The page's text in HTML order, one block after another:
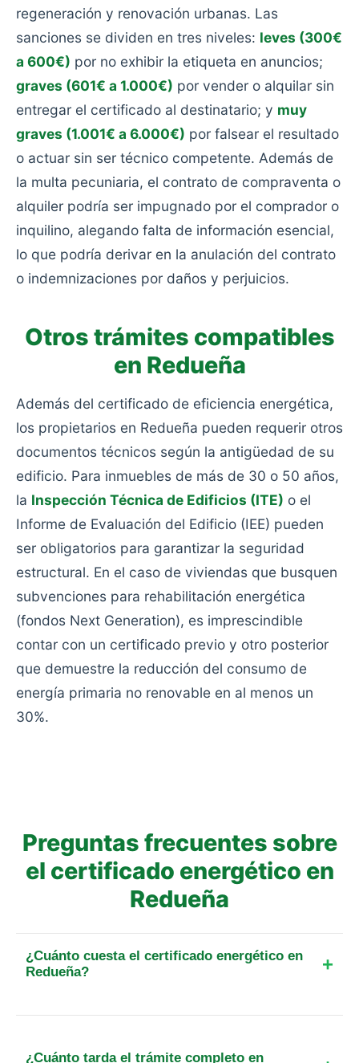
regeneración y renovación urbanas. Las
sanciones se dividen en tres niveles: leves (300€
a 600€) por no exhibir la etiqueta en anuncios;
graves (601€ a 1.000€) por vender o alquilar sin
entregar el certificado al destinatario; y muy
graves (1.001€ a 6.000€) por falsear el resultado
o actuar sin ser técnico competente. Además de
la multa pecuniaria, el contrato de compraventa o
alquiler podría ser impugnado por el comprador o
inquilino, alegando falta de información esencial,
lo que podría derivar en la anulación del contrato
o indemnizaciones por daños y perjuicios.
Otros trámites compatibles
en Redueña
Además del certificado de eficiencia energética,
los propietarios en Redueña pueden requerir otros
documentos técnicos según la antigüedad de su
edificio. Para inmuebles de más de 30 o 50 años,
la Inspección Técnica de Edificios (ITE) o el
Informe de Evaluación del Edificio (IEE) pueden
ser obligatorios para garantizar la seguridad
estructural. En el caso de viviendas que busquen
subvenciones para rehabilitación energética
(fondos Next Generation), es imprescindible
contar con un certificado previo y otro posterior
que demuestre la reducción del consumo de
energía primaria no renovable en al menos un
30%.
Preguntas frecuentes sobre
el certificado energético en
Redueña
¿Cuánto cuesta el certificado energético en
Redueña?
¿Cuánto tarda el trámite completo en